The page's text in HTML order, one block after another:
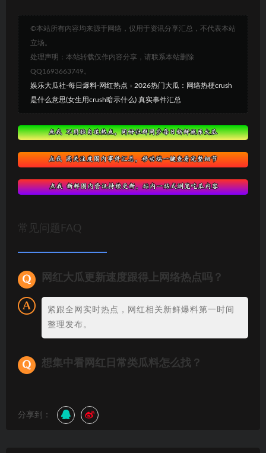
©本站所有内容均来源于网络，仅用于资讯分享汇总，不代表本站
立场。
处理声明：本站转载仅作内容分享，请联系本站删除
QQ1693663749。
娱乐大瓜社-每日爆料-网红热点 » 2026热门大瓜：网络热梗crush
是什么意思(女生用crush暗示什么) 真实事件汇总
常见问题FAQ
网红大瓜更新速度跟得上网络热点吗？
紧跟全网实时热点，网红相关新鲜爆料第一时间
整理发布。
想集中看网红日常类瓜料怎么找？
分享到：